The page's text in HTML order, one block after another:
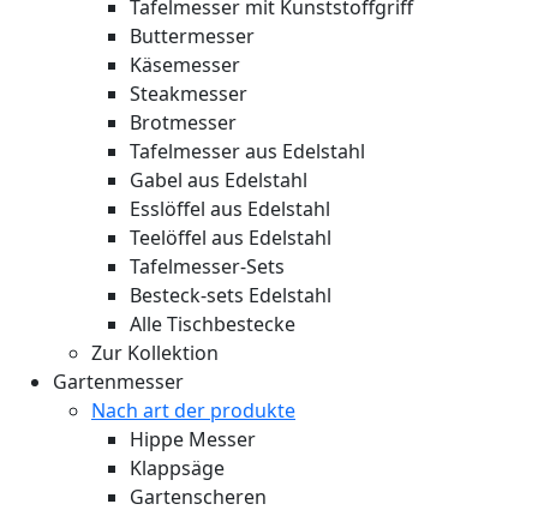
Tafelmesser mit Kunststoffgriff
Buttermesser
Käsemesser
Steakmesser
Brotmesser
Tafelmesser aus Edelstahl
Gabel aus Edelstahl
Esslöffel aus Edelstahl
Teelöffel aus Edelstahl
Tafelmesser-Sets
Besteck-sets Edelstahl
Alle Tischbestecke
Zur Kollektion
Gartenmesser
Nach art der produkte
Hippe Messer
Klappsäge
Gartenscheren